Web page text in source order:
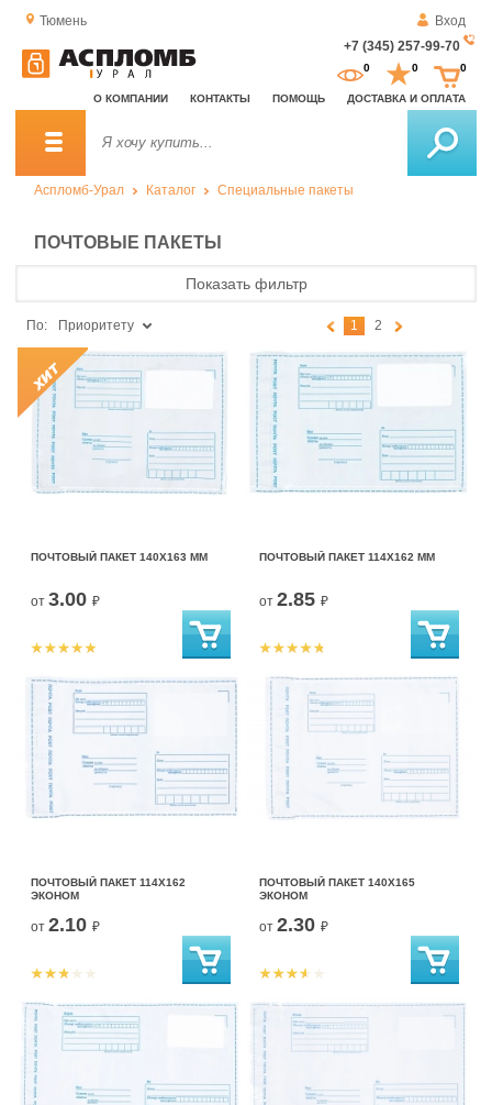
Тюмень
Вход
+7 (345) 257-99-70
О КОМПАНИИ КОНТАКТЫ ПОМОЩЬ ДОСТАВКА И ОПЛАТА
0 0 0
Аспломб-Урал Каталог Специальные пакеты
ПОЧТОВЫЕ ПАКЕТЫ
Показать фильтр
По: Приоритету 1 2
ПОЧТОВЫЙ ПАКЕТ 140Х163 ММ
от 3.00 ₽
ПОЧТОВЫЙ ПАКЕТ 114Х162 ММ
от 2.85 ₽
ПОЧТОВЫЙ ПАКЕТ 114Х162
ЭКОНОМ
от 2.10 ₽
ПОЧТОВЫЙ ПАКЕТ 140Х165
ЭКОНОМ
от 2.30 ₽